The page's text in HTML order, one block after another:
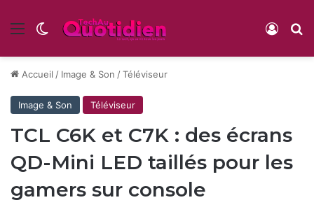
Menu Switch skin
Accueil / Image & Son /Téléviseur
Image & Son Téléviseur
TCL C6K et C7K : des écrans
QD-Mini LED taillés pour les
gamers sur console